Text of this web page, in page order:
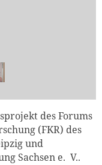
des Forums
(FKR) des
und
Sachsen e. V..